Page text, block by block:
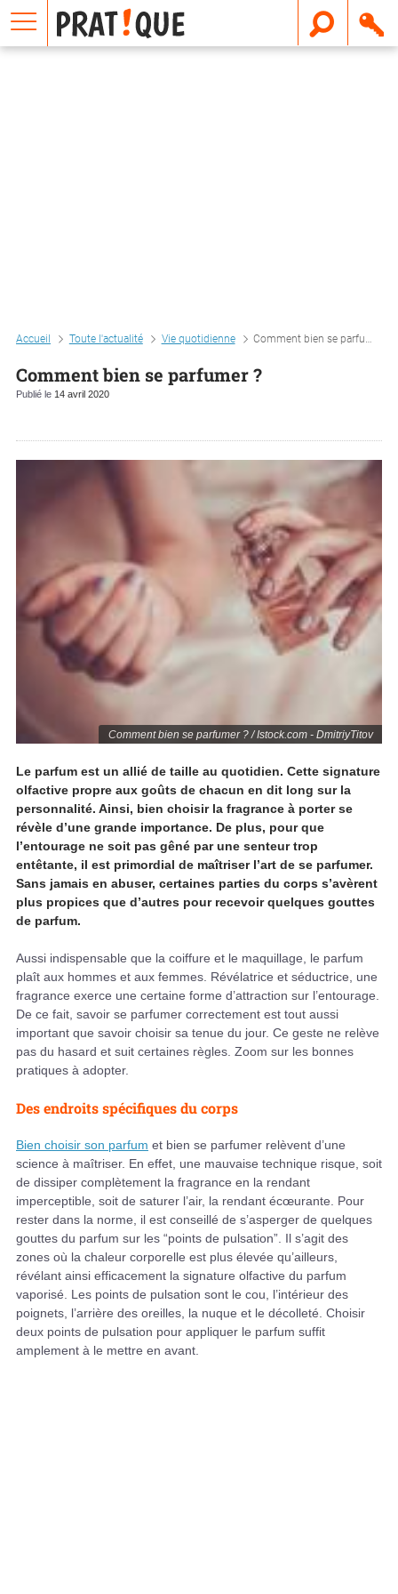
Accueil Toute l'actualité Vie quotidienne Comment bien se parfumer ?
Comment bien se parfumer ?
Publié le 14 avril 2020
Comment bien se parfumer ? / Istock.com - DmitriyTitov
Le parfum est un allié de taille au quotidien. Cette signature
olfactive propre aux goûts de chacun en dit long sur la
personnalité. Ainsi, bien choisir la fragrance à porter se
révèle d’une grande importance. De plus, pour que
l’entourage ne soit pas gêné par une senteur trop
entêtante, il est primordial de maîtriser l’art de se parfumer.
Sans jamais en abuser, certaines parties du corps s’avèrent
plus propices que d’autres pour recevoir quelques gouttes
de parfum.
Aussi indispensable que la coiffure et le maquillage, le parfum
plaît aux hommes et aux femmes. Révélatrice et séductrice, une
fragrance exerce une certaine forme d’attraction sur l’entourage.
De ce fait, savoir se parfumer correctement est tout aussi
important que savoir choisir sa tenue du jour. Ce geste ne relève
pas du hasard et suit certaines règles. Zoom sur les bonnes
pratiques à adopter.
Des endroits spécifiques du corps
Bien choisir son parfum et bien se parfumer relèvent d’une
science à maîtriser. En effet, une mauvaise technique risque, soit
de dissiper complètement la fragrance en la rendant
imperceptible, soit de saturer l’air, la rendant écœurante. Pour
rester dans la norme, il est conseillé de s’asperger de quelques
gouttes du parfum sur les “points de pulsation”. Il s’agit des
zones où la chaleur corporelle est plus élevée qu’ailleurs,
révélant ainsi efficacement la signature olfactive du parfum
vaporisé. Les points de pulsation sont le cou, l’intérieur des
poignets, l’arrière des oreilles, la nuque et le décolleté. Choisir
deux points de pulsation pour appliquer le parfum suffit
amplement à le mettre en avant.
E
m
a